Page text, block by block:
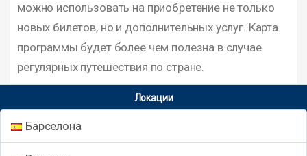
можно использовать на приобретение не только
новых билетов, но и дополнительных услуг. Карта
программы будет более чем полезна в случае
регулярных путешествия по стране.
Локации
Барселона